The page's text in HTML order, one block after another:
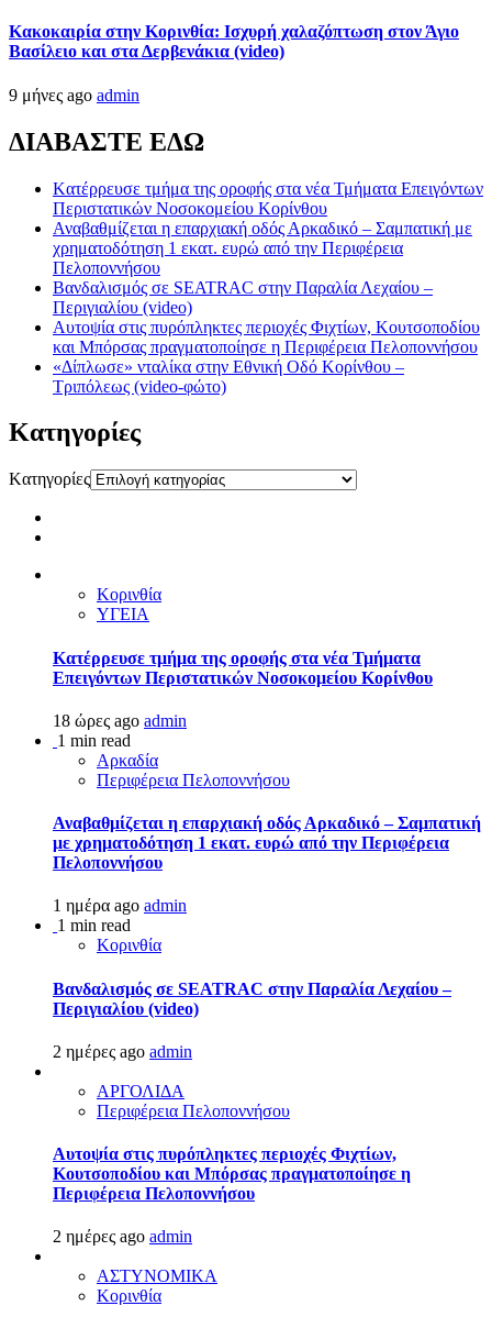
Κακοκαιρία στην Κορινθία: Ισχυρή χαλαζόπτωση στον Άγιο
Βασίλειο και στα Δερβενάκια (video)
9 μήνες ago admin
ΔΙΑΒΑΣΤΕ ΕΔΩ
Kατέρρευσε τμήμα της οροφής στα νέα Τμήματα Επειγόντων
Περιστατικών Νοσοκομείου Κορίνθου
Αναβαθμίζεται η επαρχιακή οδός Αρκαδικό – Σαμπατική με
χρηματοδότηση 1 εκατ. ευρώ από την Περιφέρεια
Πελοποννήσου
Βανδαλισμός σε SEATRAC στην Παραλία Λεχαίου –
Περιγιαλίου (video)
Αυτοψία στις πυρόπληκτες περιοχές Φιχτίων, Κουτσοποδίου
και Μπόρσας πραγματοποίησε η Περιφέρεια Πελοποννήσου
«Δίπλωσε» νταλίκα στην Εθνική Oδό Κορίνθου –
Τριπόλεως (video-φώτο)
Kατηγορίες
Kατηγορίες
Κορινθία
ΥΓΕΙΑ
Kατέρρευσε τμήμα της οροφής στα νέα Τμήματα
Επειγόντων Περιστατικών Νοσοκομείου Κορίνθου
18 ώρες ago admin
1 min read
Αρκαδία
Περιφέρεια Πελοποννήσου
Αναβαθμίζεται η επαρχιακή οδός Αρκαδικό – Σαμπατική
με χρηματοδότηση 1 εκατ. ευρώ από την Περιφέρεια
Πελοποννήσου
1 ημέρα ago admin
1 min read
Κορινθία
Βανδαλισμός σε SEATRAC στην Παραλία Λεχαίου –
Περιγιαλίου (video)
2 ημέρες ago admin
ΑΡΓΟΛΙΔΑ
Περιφέρεια Πελοποννήσου
Αυτοψία στις πυρόπληκτες περιοχές Φιχτίων,
Κουτσοποδίου και Μπόρσας πραγματοποίησε η
Περιφέρεια Πελοποννήσου
2 ημέρες ago admin
ΑΣΤΥΝΟΜΙΚΑ
Κορινθία